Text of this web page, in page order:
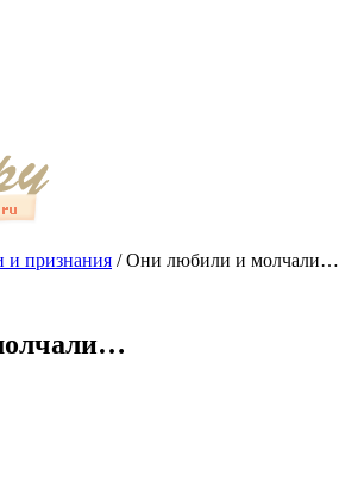
и признания /Они любили и молчали…